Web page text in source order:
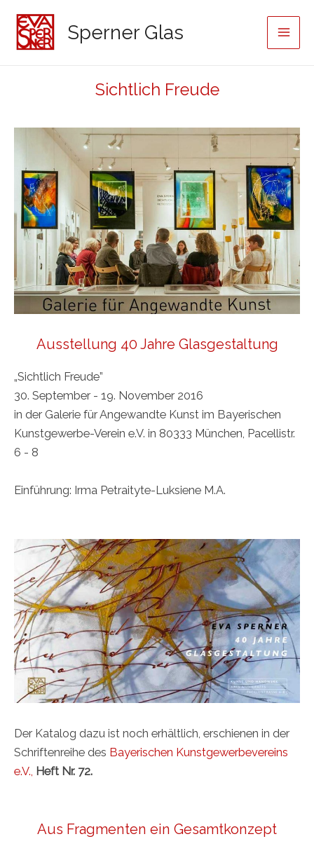
Inhalt
springen
Sperner Glas
Main
Sichtlich Freude
Ausstellung 40 Jahre Glasgestaltung
„Sichtlich Freude”
30. September - 19. November 2016
in der Galerie für Angewandte Kunst im Bayerischen
Kunstgewerbe-Verein e.V. in 80333 München, Pacellistr.
6 - 8
Einführung: Irma Petraityte-Luksiene M.A.
Der Katalog dazu ist noch erhältlich, erschienen in der
Schriftenreihe des Bayerischen Kunstgewerbevereins
e.V., Heft Nr. 72.
Aus Fragmenten ein Gesamtkonzept